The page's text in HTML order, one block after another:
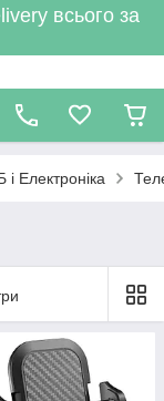
всього за
Електроніка